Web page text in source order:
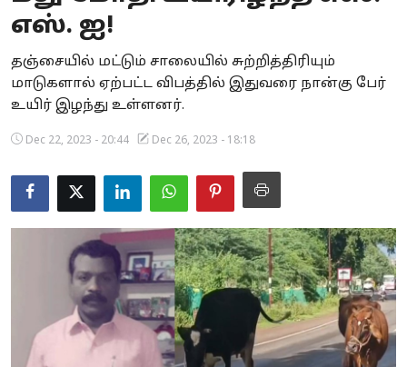
Business
Crime
Tamilnadu
National
World
Astrology
Spirituality
Politics
எஸ். ஐ!
தஞ்சையில் மட்டும் சாலையில் சுற்றித்திரியும்
மாடுகளால் ஏற்பட்ட விபத்தில் இதுவரை நான்கு பேர்
உயிர் இழந்து உள்ளனர்.
Dec 22, 2023 - 20:44 Dec 26, 2023 - 18:18